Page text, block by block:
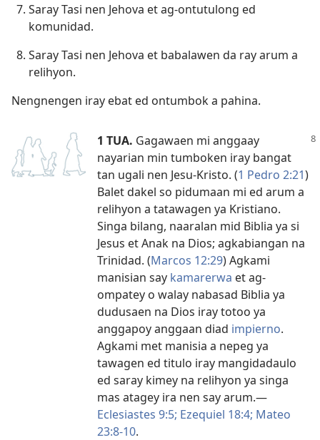
Saray Tasi nen Jehova et ag-ontutulong ed
komunidad.
Saray Tasi nen Jehova et babalawen da ray arum a
relihyon.
Nengnengen iray ebat ed ontumbok a pahina.
1 TUA. Gagawaen mi anggaay
nayarian min tumboken iray bangat
tan ugali nen Jesu-Kristo. (1 Pedro 2:21)
Balet dakel so pidumaan mi ed arum a
relihyon a tatawagen ya Kristiano.
Singa bilang, naaralan mid Biblia ya si
Jesus et Anak na Dios; agkabiangan na
Trinidad. (Marcos 12:29) Agkami
manisian say kamarerwa et ag-
ompatey o walay nabasad Biblia ya
dudusaen na Dios iray totoo ya
anggapoy anggaan diad impierno.
Agkami met manisia a nepeg ya
tawagen ed titulo iray mangidadaulo
ed saray kimey na relihyon ya singa
mas atagey ira nen say arum.​—
Eclesiastes 9:5; Ezequiel 18:4; Mateo
23:8-10.